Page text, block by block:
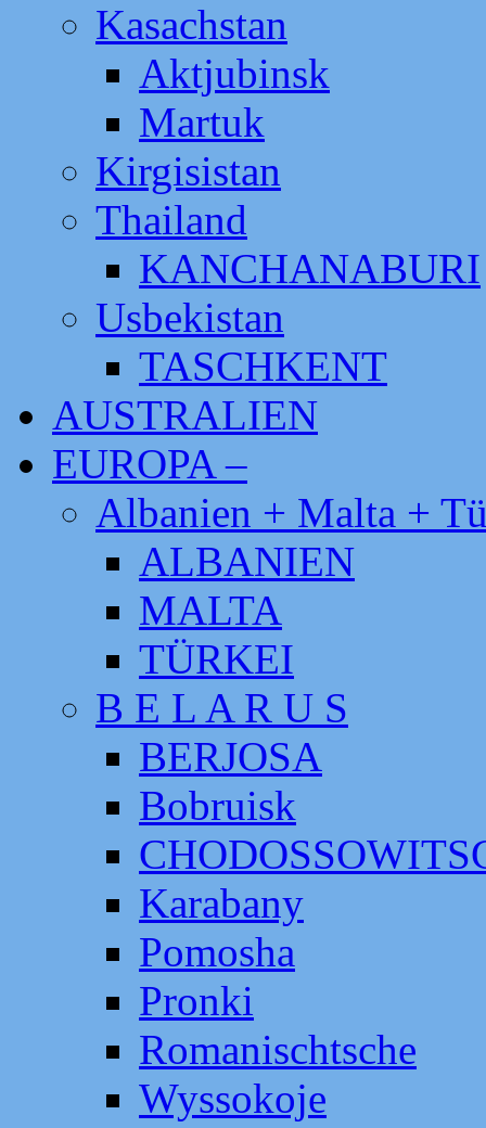
Kasachstan
Aktjubinsk
Martuk
Kirgisistan
Thailand
KANCHANABURI
Usbekistan
TASCHKENT
AUSTRALIEN
EUROPA –
Albanien + Malta +
ALBANIEN
MALTA
TÜRKEI
B E L A R U S
BERJOSA
Bobruisk
Karabany
Pomosha
Pronki
Romanischtsche
Wyssokoje